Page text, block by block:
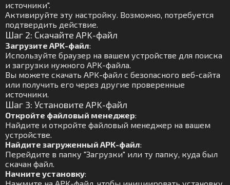
источники".
Активируйте эту настройку. Возможно, потребуется
подтвердить действие.
Шаг 2: Скачайте APK-файл
Загрузите APK-файл:
Используйте браузер на вашем устройстве для поиска
и загрузки нужного APK-файла.
Вы можете скачать APK-файл с безопасного веб-сайта
или получить его через другие проверенные
источники.
Шаг 3: Установите APK-файл
Откройте файловый менеджер:
Найдите и откройте файловый менеджер на вашем
устройстве.
Найдите загруженный APK-файл:
Перейдите в папку "Загрузки" или ту папку, куда был
скачан файл.
Начните установку: